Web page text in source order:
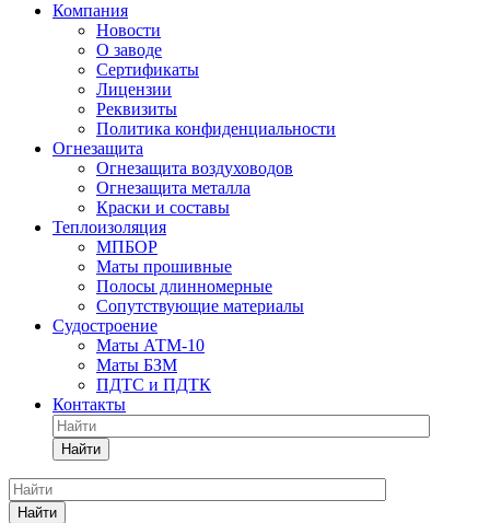
Компания
Новости
О заводе
Сертификаты
Лицензии
Реквизиты
Политика конфиденциальности
Огнезащита
Огнезащита воздуховодов
Огнезащита металла
Краски и составы
Теплоизоляция
МПБОР
Маты прошивные
Полосы длинномерные
Сопутствующие материалы
Судостроение
Маты АТМ-10
Маты БЗМ
ПДТС и ПДТК
Контакты
Найти
Найти